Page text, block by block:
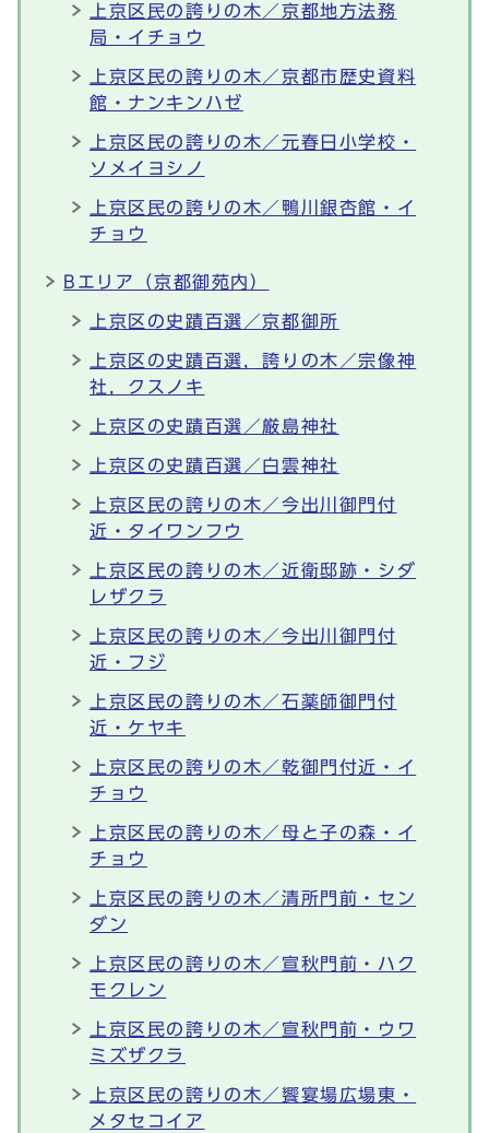
上京区民の誇りの木／京都地方法務
局・イチョウ
上京区民の誇りの木／京都市歴史資料
館・ナンキンハゼ
上京区民の誇りの木／元春日小学校・
ソメイヨシノ
上京区民の誇りの木／鴨川銀杏館・イ
チョウ
Bエリア（京都御苑内）
上京区の史蹟百選／京都御所
上京区の史蹟百選，誇りの木／宗像神
社，クスノキ
上京区の史蹟百選／厳島神社
上京区の史蹟百選／白雲神社
上京区民の誇りの木／今出川御門付
近・タイワンフウ
上京区民の誇りの木／近衛邸跡・シダ
レザクラ
上京区民の誇りの木／今出川御門付
近・フジ
上京区民の誇りの木／石薬師御門付
近・ケヤキ
上京区民の誇りの木／乾御門付近・イ
チョウ
上京区民の誇りの木／母と子の森・イ
チョウ
上京区民の誇りの木／清所門前・セン
ダン
上京区民の誇りの木／宣秋門前・ハク
モクレン
上京区民の誇りの木／宣秋門前・ウワ
ミズザクラ
上京区民の誇りの木／饗宴場広場東・
メタセコイア